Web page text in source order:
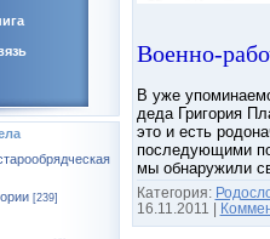
[239]
Военно-
В уже
деда Григория
это и есть
последующими
мы обнаружили
Категория:
16.11.2011 |